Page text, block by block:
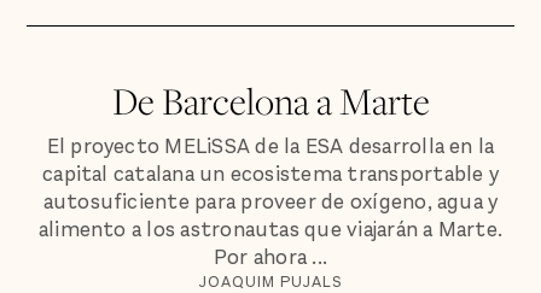
De Barcelona a Marte
El proyecto MELiSSA de la ESA desarrolla en la
capital catalana un ecosistema transportable y
autosuficiente para proveer de oxígeno, agua y
alimento a los astronautas que viajarán a Marte.
Por ahora ...
JOAQUIM PUJALS